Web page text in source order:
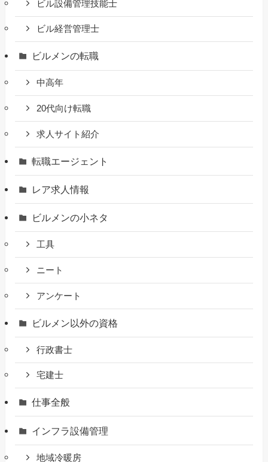
ビル設備管理技能士
ビル経営管理士
ビルメンの転職
中高年
20代向け転職
求人サイト紹介
転職エージェント
レア求人情報
ビルメンの小ネタ
工具
ニート
アンケート
ビルメン以外の資格
行政書士
宅建士
仕事全般
インフラ設備管理
地域冷暖房